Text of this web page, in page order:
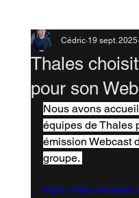
Thales
pour son
Cédric 19 sept. 2025
Nous avons
équipes de Thales
émission Webcast
groupe.
https://